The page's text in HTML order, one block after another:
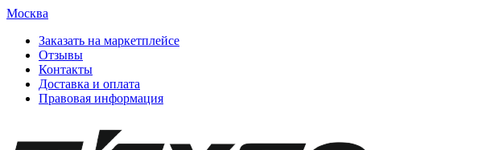
Москва
Заказать на маркетплейсе
Отзывы
Контакты
Доставка и оплата
Правовая информация